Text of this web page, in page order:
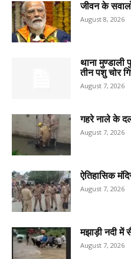
जीवन के
August 8, 2026
थाना मुण्डाली
तीन पशु चोर
August 7, 2026
गहरे नाले के
August 7, 2026
ऐतिहासिक
August 7, 2026
मझाड़ी नदी में
August 7, 2026